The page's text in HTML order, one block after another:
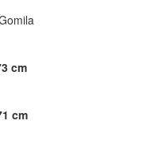
cm
cm